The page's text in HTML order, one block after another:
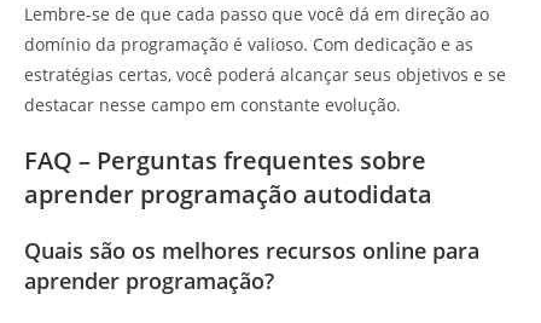
Lembre-se de que cada passo que você dá em direção ao
domínio da programação é valioso. Com dedicação e as
estratégias certas, você poderá alcançar seus objetivos e se
destacar nesse campo em constante evolução.
FAQ – Perguntas frequentes sobre
aprender programação autodidata
Quais são os melhores recursos online para
aprender programação?